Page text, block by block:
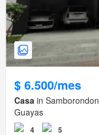
$ 6.500/mes
Casa in
Guayas
4 5